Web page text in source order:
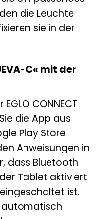
die Leuchte
sie in der
C« mit der
CONNECT
die App aus
Play Store
Anweisungen in
dass Bluetooth
Tablet aktiviert
ist.
automatisch